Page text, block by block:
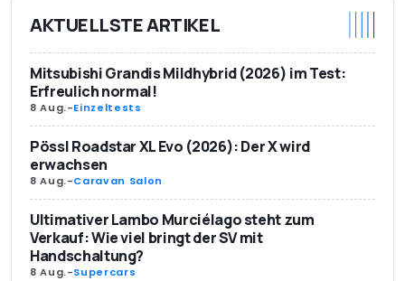
AKTUELLSTE ARTIKEL
Mitsubishi Grandis Mildhybrid (2026) im Test:
Erfreulich normal!
8 Aug.-Einzeltests
Pössl Roadstar XL Evo (2026): Der X wird
erwachsen
8 Aug.-Caravan Salon
Ultimativer Lambo Murciélago steht zum
Verkauf: Wie viel bringt der SV mit
Handschaltung?
8 Aug.-Supercars